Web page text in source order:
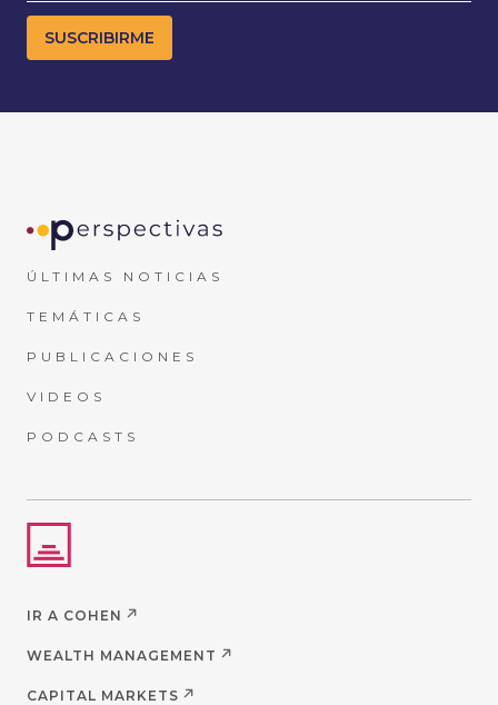
ÚLTIMAS NOTICIAS
TEMÁTICAS
PUBLICACIONES
VIDEOS
PODCASTS
IR A COHEN
WEALTH MANAGEMENT
CAPITAL MARKETS